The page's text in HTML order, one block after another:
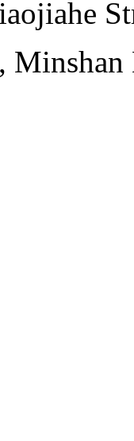
Minshan